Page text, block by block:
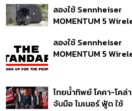
ลองใช้ Sennheiser
MOMENTUM 5
ถอดเปลี่ยนแบตเองได้
ก่อนกฎ EU บังคับปีหน้า
ลองใช้ Sennheiser
MOMENTUM 5
ก่อนกฎ EU บังคับปีหน้า
ไทยน้ำทิพย์ โคคา-โคล่า
จับมือ ไมเนอร์ ฟู้ด ใช้